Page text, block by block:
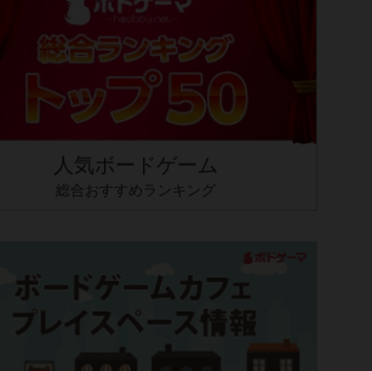
人気ボードゲーム
総合おすすめランキング